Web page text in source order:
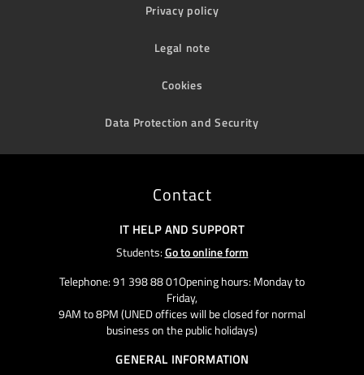
Privacy policy
Legal note
Cookies
Data Protection and Security
Contact
IT HELP AND SUPPORT
Students:Go to online form
Telephone: 91 398 88 01Opening hours: Monday to
Friday,
9AM to 8PM (UNED offices will be closed for normal
business on the public holidays)
GENERAL INFORMATION